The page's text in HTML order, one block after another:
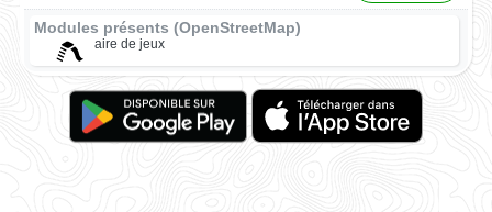
Modules présents (OpenStreetMap)
aire de jeux